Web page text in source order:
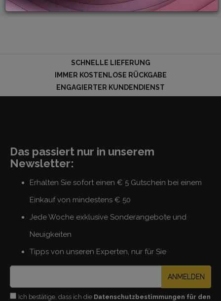
SCHNELLE LIEFERUNG
IMMER KOSTENLOSE RÜCKGABE
ENGAGIERTER KUNDENDIENST
Das passiert nur in unserem
Newsletter:
Erhalten Sie sofort einen € 5 Gutschein bei einem
Einkauf von mindestens € 50
Jede Woche exklusive Sonderangebote und
Neuigkeiten
Tipps von unseren Experten, nur für Sie
ANMELDEN
Ich bestätige, dass ich die Datenschutzbestimmungen für den